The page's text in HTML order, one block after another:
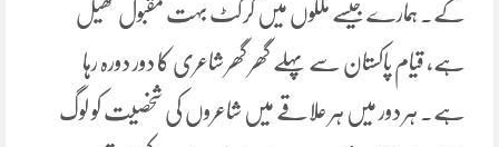
کے۔ ہمارے جیسے ملکوں میں کرکٹ بہت مقبول کھیل
ہے، قیام پاکستان سے پہلے گھر گھر شاعری کا دور دورہ رہا
ہے۔ ہر دور میں ہر علاقے میں شاعروں کی شخصیت کو لوگ